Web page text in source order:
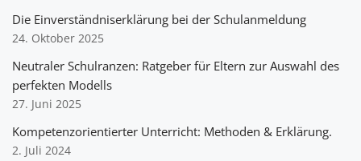
Die Einverständniserklärung bei der Schulanmeldung
24. Oktober 2025
Neutraler Schulranzen: Ratgeber für Eltern zur Auswahl des
perfekten Modells
27. Juni 2025
Kompetenzorientierter Unterricht: Methoden & Erklärung.
2. Juli 2024